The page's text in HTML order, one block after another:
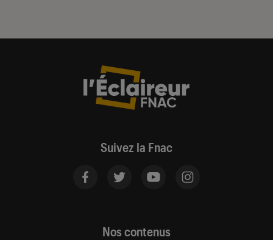
Suivez la Fnac
Nos contenus